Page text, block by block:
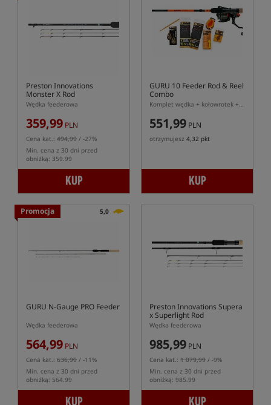
Preston Innovations
Monster X Rod
Wędka feederowa
359,99 PLN
Cena kat.: 494,99 / -27%
Min. cena z 30 dni przed
obniżką: 359.99
KUP
GURU 10 Feeder Rod & Reel
Combo
Komplet wędka + kołowrotek + akcesoria do Method Feeder
551,99 PLN
otrzymujesz 4,32 pkt
KUP
Promocja 5,0
GURU N-Gauge PRO Feeder
Wędka feederowa
564,99 PLN
Cena kat.: 636,99 / -11%
Min. cena z 30 dni przed
obniżką: 564.99
KUP
Preston Innovations Supera
x Superlight Rod
Wędka feederowa
985,99 PLN
Cena kat.: 1 079,99 / -9%
Min. cena z 30 dni przed
obniżką: 985.99
KUP